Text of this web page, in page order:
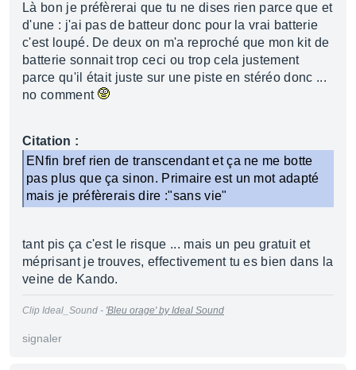
Là bon je préfèrerai que tu ne dises rien parce que et
d'une : j'ai pas de batteur donc pour la vrai batterie
c'est loupé. De deux on m'a reproché que mon kit de
batterie sonnait trop ceci ou trop cela justement
parce qu'il était juste sur une piste en stéréo donc ...
no comment
Citation :
ENfin bref rien de transcendant et ça ne me botte
pas plus que ça sinon. Primaire est un mot adapté
mais je préfèrerais dire :"sans vie"
tant pis ça c'est le risque ... mais un peu gratuit et
méprisant je trouves, effectivement tu es bien dans la
veine de Kando.
Clip Ideal_Sound - 'Bleu orage' by Ideal Sound
signaler